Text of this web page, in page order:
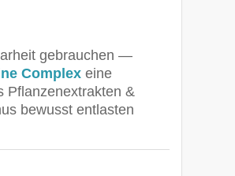
gebrauchen —
Complex eine
Pflanzenextrakten &
bewusst entlasten